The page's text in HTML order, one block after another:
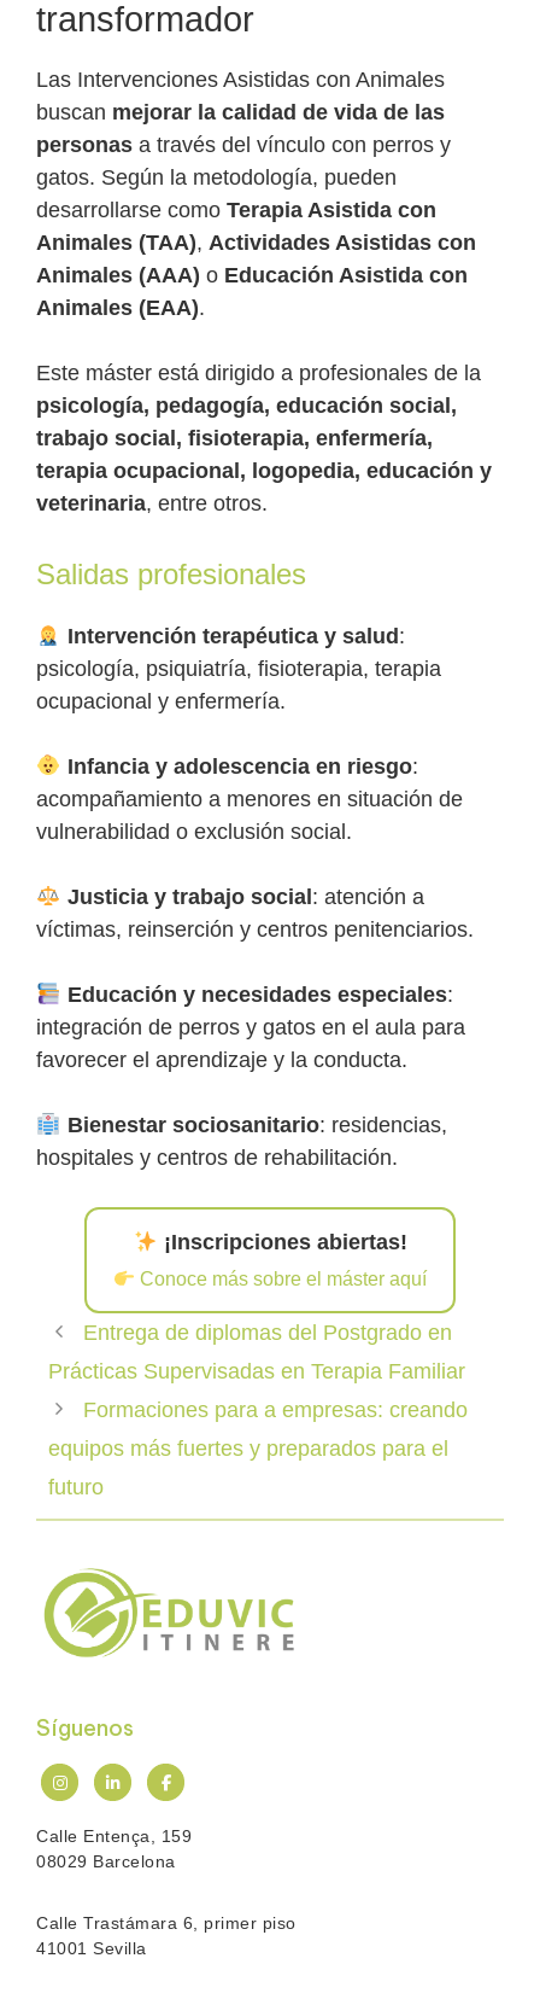
transformador
Las Intervenciones Asistidas con Animales
buscan mejorar la calidad de vida de las
personas a través del vínculo con perros y
gatos. Según la metodología, pueden
desarrollarse como Terapia Asistida con
Animales (TAA), Actividades Asistidas con
Animales (AAA) o Educación Asistida con
Animales (EAA).
Este máster está dirigido a profesionales de la
psicología, pedagogía, educación social,
trabajo social, fisioterapia, enfermería,
terapia ocupacional, logopedia, educación y
veterinaria, entre otros.
Salidas profesionales
Intervención terapéutica y salud :
psicología, psiquiatría, fisioterapia, terapia
ocupacional y enfermería.
Infancia y adolescencia en riesgo:
acompañamiento a menores en situación de
vulnerabilidad o exclusión social.
Justicia y trabajo social : atención a
víctimas, reinserción y centros penitenciarios.
Educación y necesidades especiales:
integración de perros y gatos en el aula para
favorecer el aprendizaje y la conducta.
Bienestar sociosanitario: residencias,
hospitales y centros de rehabilitación.
¡Inscripciones abiertas!
Conoce más sobre el máster aquí
Entrega de diplomas del Postgrado en
Prácticas Supervisadas en Terapia Familiar
Formaciones para a empresas: creando
equipos más fuertes y preparados para el
futuro
Síguenos
Calle Entença, 159
08029 Barcelona
Calle Trastámara 6, primer piso
41001 Sevilla